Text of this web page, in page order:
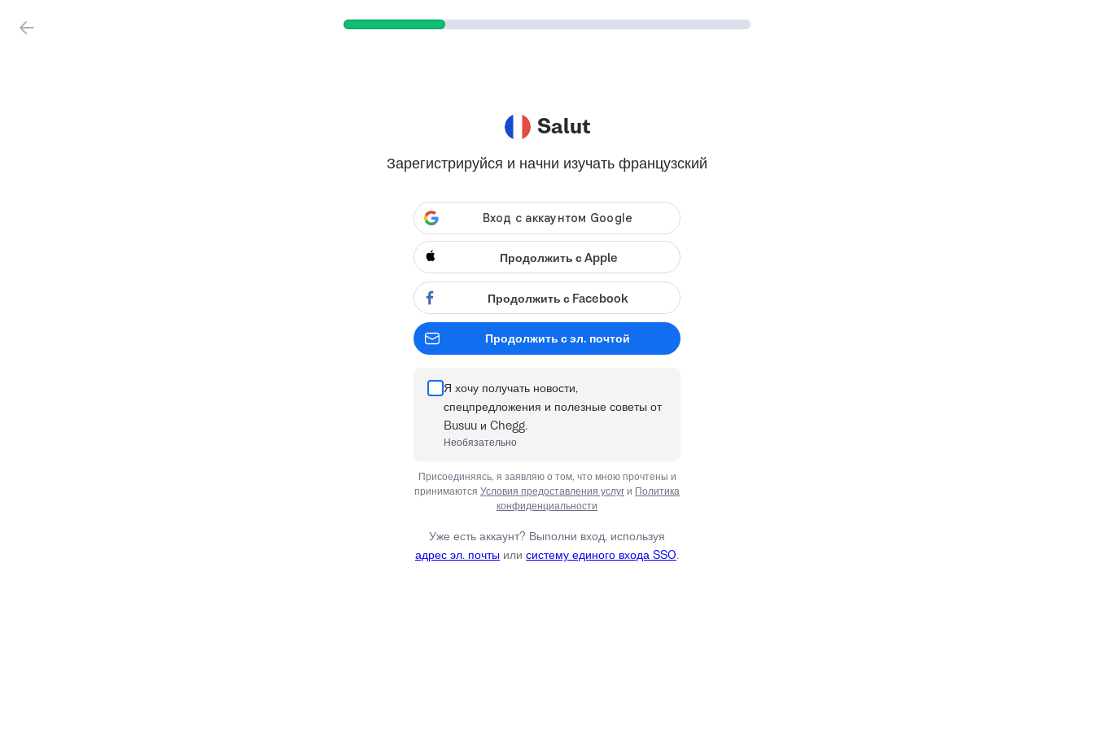
Salut
Зарегистрируйся и начни изучать французский
Продолжить с Apple
Продолжить с Facebook
Продолжить с эл. почтой
Я хочу получать новости,
спецпредложения и полезные советы от
Busuu и Chegg.
Необязательно
Присоединяясь, я заявляю о том, что мною прочтены и
принимаются Условия предоставления услуг и Политика
конфиденциальности
Уже есть аккаунт? Выполни вход, используя
адрес эл. почты или систему единого входа SSO.